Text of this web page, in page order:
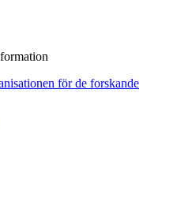
för de forskande